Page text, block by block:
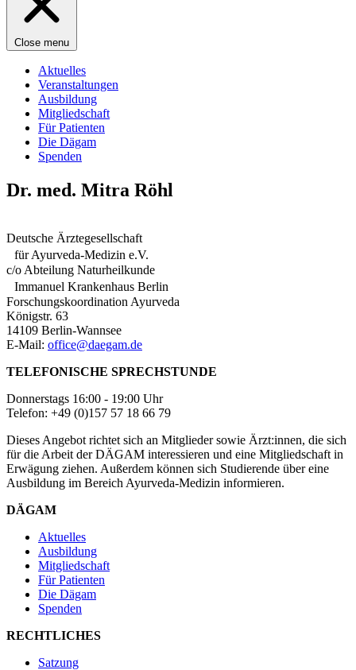
Close menu
Aktuelles
Veranstaltungen
Ausbildung
Mitgliedschaft
Für Patienten
Die Dägam
Spenden
Dr. med. Mitra Röhl
Deutsche Ärztegesellschaft
für Ayurveda-Medizin e.V.
c/o Abteilung Naturheilkunde
Immanuel Krankenhaus Berlin
Forschungskoordination Ayurveda
Königstr. 63
14109 Berlin-Wannsee
E-Mail: office@daegam.de
TELEFONISCHE SPRECHSTUNDE
Donnerstags 16:00 - 19:00 Uhr
Telefon: +49 (0)157 57 18 66 79
Dieses Angebot richtet sich an Mitglieder sowie Ärzt:innen, die sich
für die Arbeit der DÄGAM interessieren und eine Mitgliedschaft in
Erwägung ziehen. Außerdem können sich Studierende über eine
Ausbildung im Bereich Ayurveda-Medizin informieren.
DÄGAM
Aktuelles
Ausbildung
Mitgliedschaft
Für Patienten
Die Dägam
Spenden
RECHTLICHES
Satzung